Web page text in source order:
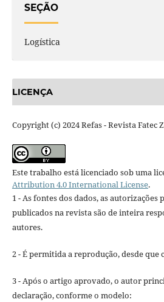
SEÇÃO
Logística
LICENÇA
Copyright (c) 2024 Refas - Revista Fatec
Este trabalho está licenciado sob uma
Attribution 4.0 International License.
1 - As fontes dos dados, as
publicados na revista são de inteira
autores.
2 - É permitida a reprodução, desde que
3 - Após o artigo aprovado, o autor
declaração, conforme o modelo: